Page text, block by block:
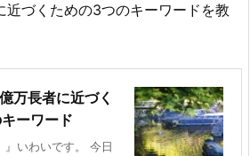
近づくための3つのキーワードを教
万長者に近づく
ーワード
』いわいです。 今日